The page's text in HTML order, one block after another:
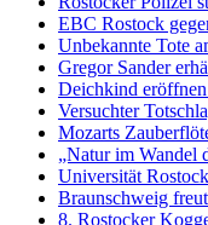
EBC Rostock
Unbekannte Tote
Gregor Sander
Deichkind
Versuchter
Mozarts
„Natur im Wandel
Universität
Braunschweig
8. Rostocker